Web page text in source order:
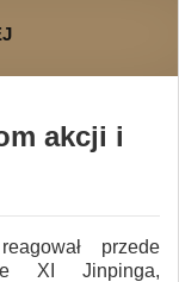
akcji i
przede
XI Jinpinga,